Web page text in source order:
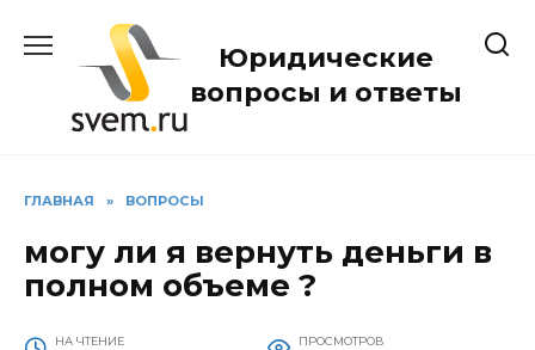
содержанию
Юридические
вопросы и ответы
ГЛАВНАЯ » ВОПРОСЫ
могу ли я вернуть деньги в
полном объеме ?
НА ЧТЕНИЕ ПРОСМОТРОВ